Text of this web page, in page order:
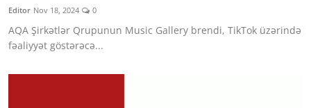
Editor Nov 18, 2024 0
AQA Şirkətlər Qrupunun Music Gallery brendi, TikTok üzərində
fəaliyyət göstərəcə...